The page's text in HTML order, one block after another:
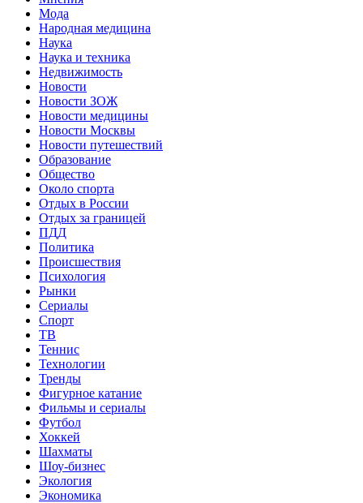
Мода
Народная медицина
Наука
Наука и техника
Недвижимость
Новости
Новости ЗОЖ
Новости медицины
Новости Москвы
Новости путешествий
Образование
Общество
Около спорта
Отдых в России
Отдых за границей
ПДД
Политика
Происшествия
Психология
Рынки
Сериалы
Спорт
ТВ
Теннис
Технологии
Тренды
Фигурное катание
Фильмы и сериалы
Футбол
Хоккей
Шахматы
Шоу-бизнес
Экология
Экономика